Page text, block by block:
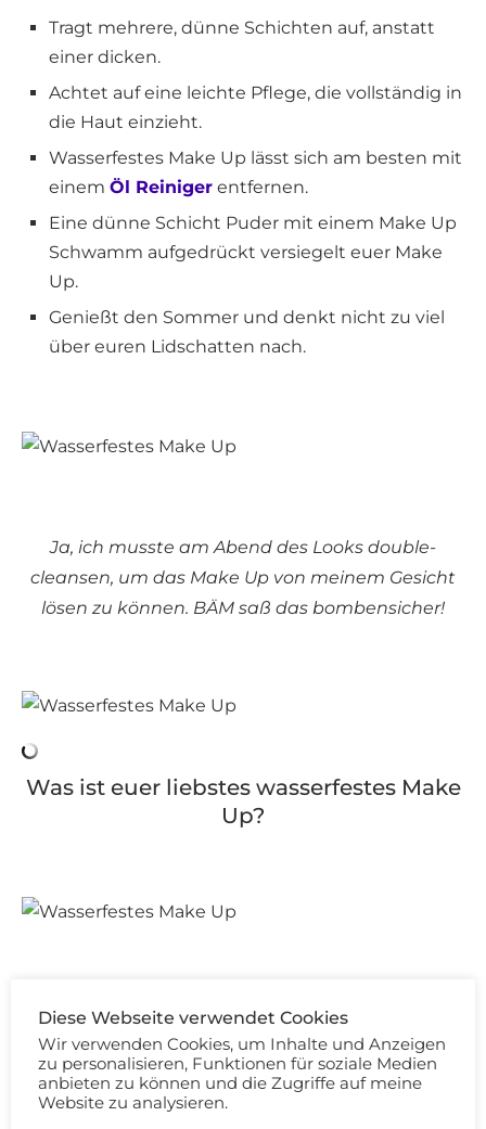
Tragt mehrere, dünne Schichten auf, anstatt
einer dicken.
Achtet auf eine leichte Pflege, die vollständig in
die Haut einzieht.
Wasserfestes Make Up lässt sich am besten mit
einem Öl Reiniger entfernen.
Eine dünne Schicht Puder mit einem Make Up
Schwamm aufgedrückt versiegelt euer Make
Up.
Genießt den Sommer und denkt nicht zu viel
über euren Lidschatten nach.
Ja, ich musste am Abend des Looks double-
cleansen, um das Make Up von meinem Gesicht
lösen zu können. BÄM saß das bombensicher!
Was ist euer liebstes wasserfestes Make
Up?
20 Kommentare
Diese Webseite verwendet Cookies
Wir verwenden Cookies, um Inhalte und Anzeigen
zu personalisieren, Funktionen für soziale Medien
anbieten zu können und die Zugriffe auf meine
Website zu analysieren.